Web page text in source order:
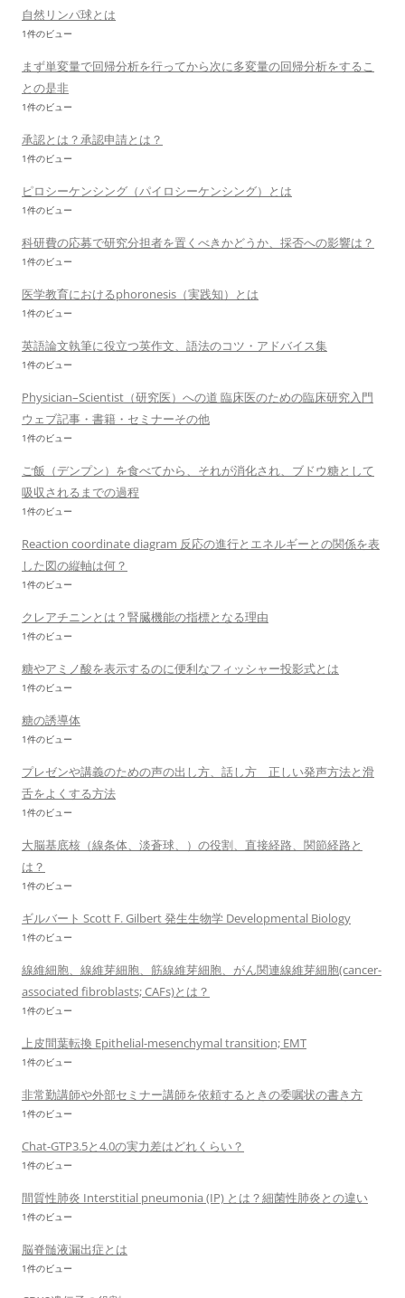
自然リンパ球とは
1件のビュー
まず単変量で回帰分析を行ってから次に多変量の回帰分析をするこ
との是非
1件のビュー
承認とは？承認申請とは？
1件のビュー
ピロシーケンシング（パイロシーケンシング）とは
1件のビュー
科研費の応募で研究分担者を置くべきかどうか、採否への影響は？
1件のビュー
医学教育におけるphoronesis（実践知）とは
1件のビュー
英語論文執筆に役立つ英作文、語法のコツ・アドバイス集
1件のビュー
Physician–Scientist（研究医）への道 臨床医のための臨床研究入門
ウェブ記事・書籍・セミナーその他
1件のビュー
ご飯（デンプン）を食べてから、それが消化され、ブドウ糖として
吸収されるまでの過程
1件のビュー
Reaction coordinate diagram 反応の進行とエネルギーとの関係を表
した図の縦軸は何？
1件のビュー
クレアチニンとは？腎臓機能の指標となる理由
1件のビュー
糖やアミノ酸を表示するのに便利なフィッシャー投影式とは
1件のビュー
糖の誘導体
1件のビュー
プレゼンや講義のための声の出し方、話し方 正しい発声方法と滑
舌をよくする方法
1件のビュー
大脳基底核（線条体、淡蒼球、）の役割、直接経路、関節経路と
は？
1件のビュー
ギルバート Scott F. Gilbert 発生生物学 Developmental Biology
1件のビュー
線維細胞、線維芽細胞、筋線維芽細胞、がん関連線維芽細胞(cancer-
associated fibroblasts; CAFs)とは？
1件のビュー
上皮間葉転換 Epithelial-mesenchymal transition; EMT
1件のビュー
非常勤講師や外部セミナー講師を依頼するときの委嘱状の書き方
1件のビュー
Chat-GTP3.5と4.0の実力差はどれくらい？
1件のビュー
間質性肺炎 Interstitial pneumonia (IP) とは？細菌性肺炎との違い
1件のビュー
脳脊髄液漏出症とは
1件のビュー